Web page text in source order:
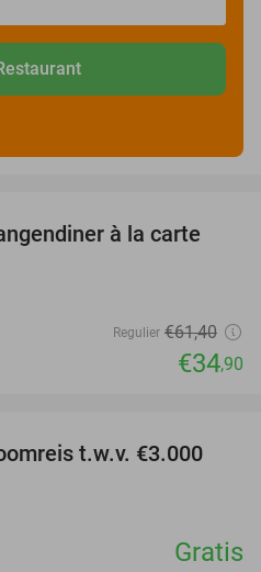
43%
à la carte
Regulier €61,40
€34,90
t.w.v. €3.000
Gratis